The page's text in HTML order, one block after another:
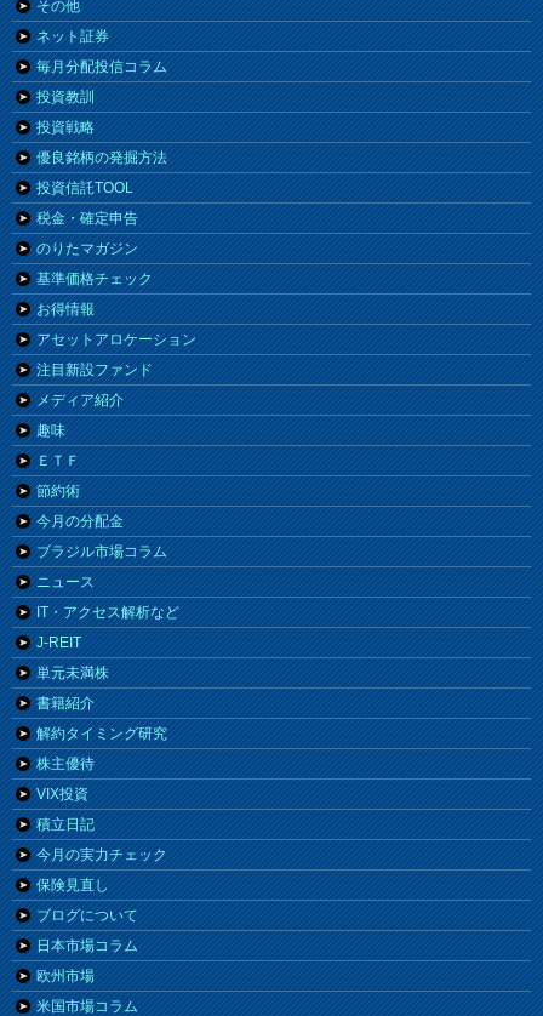
その他
ネット証券
毎月分配投信コラム
投資教訓
投資戦略
優良銘柄の発掘方法
投資信託TOOL
税金・確定申告
のりたマガジン
基準価格チェック
お得情報
アセットアロケーション
注目新設ファンド
メディア紹介
趣味
ＥＴＦ
節約術
今月の分配金
ブラジル市場コラム
ニュース
IT・アクセス解析など
J-REIT
単元未満株
書籍紹介
解約タイミング研究
株主優待
VIX投資
積立日記
今月の実力チェック
保険見直し
ブログについて
日本市場コラム
欧州市場
米国市場コラム